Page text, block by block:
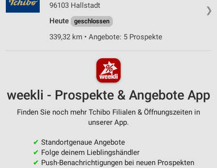
❯
96103 Hallstadt
Heute
geschlossen
339,32 km • Angebote: 5 Prospekte
weekli - Prospekte & Angebote App
Finden Sie noch mehr Tchibo Filialen & Öffnungszeiten in
unserer App.
✔ Standortgenaue Angebote
✔ Folge deinem Lieblingshändler
✔ Push-Benachrichtigungen bei neuen Prospekten